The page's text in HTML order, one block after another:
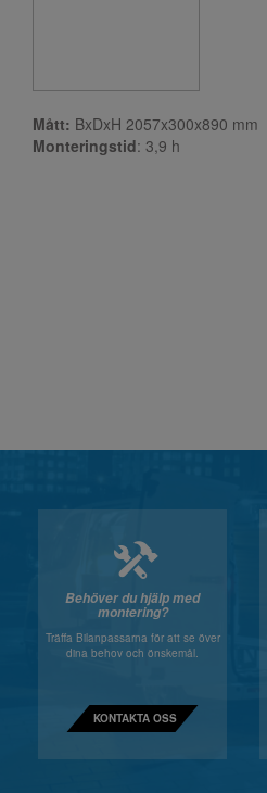
Mått: BxDxH 2057x300x890 mm
Monteringstid: 3,9 h
Behöver du hjälp med
montering?
Träffa Bilanpassarna för att se över
dina behov och önskemål.
KONTAKTA OSS